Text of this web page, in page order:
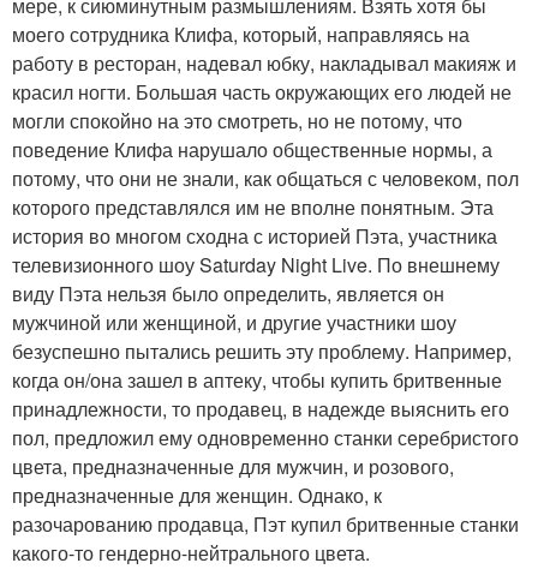
мере, к сиюминутным размышлениям. Взять хотя бы
моего сотрудника Клифа, который, направляясь на
работу в ресторан, надевал юбку, накладывал макияж и
красил ногти. Большая часть окружающих его людей не
могли спокойно на это смотреть, но не потому, что
поведение Клифа нарушало общественные нормы, а
потому, что они не знали, как общаться с человеком, пол
которого представлялся им не вполне понятным. Эта
история во многом сходна с историей Пэта, участника
телевизионного шоу Saturday Night Live. По внешнему
виду Пэта нельзя было определить, является он
мужчиной или женщиной, и другие участники шоу
безуспешно пытались решить эту проблему. Например,
когда он/она зашел в аптеку, чтобы купить бритвенные
принадлежности, то продавец, в надежде выяснить его
пол, предложил ему одновременно станки серебристого
цвета, предназначенные для мужчин, и розового,
предназначенные для женщин. Однако, к
разочарованию продавца, Пэт купил бритвенные станки
какого-то гендерно-нейтрального цвета.